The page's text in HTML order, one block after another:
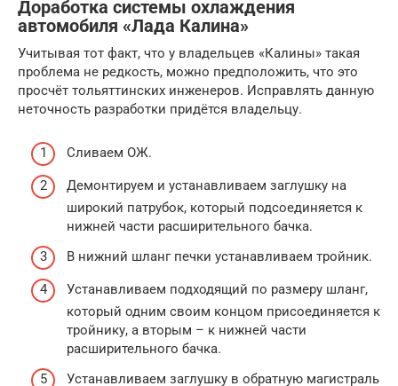
Доработка системы охлаждения
автомобиля «Лада Калина»
Учитывая тот факт, что у владельцев «Калины» такая
проблема не редкость, можно предположить, что это
просчёт тольяттинских инженеров. Исправлять данную
неточность разработки придётся владельцу.
Сливаем ОЖ.
Демонтируем и устанавливаем заглушку на
широкий патрубок, который подсоединяется к
нижней части расширительного бачка.
В нижний шланг печки устанавливаем тройник.
Устанавливаем подходящий по размеру шланг,
который одним своим концом присоединяется к
тройнику, а вторым – к нижней части
расширительного бачка.
Устанавливаем заглушку в обратную магистраль